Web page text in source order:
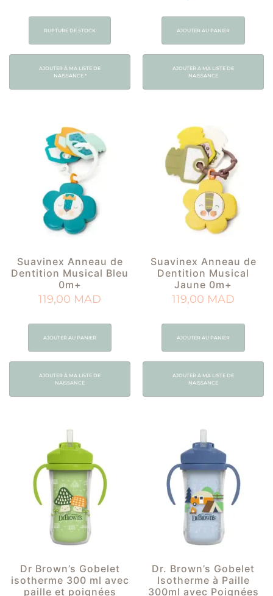
RUPTURE DE STOCK
AJOUTER À MA LISTE DE
NAISSANCE*
AJOUTER AU PANIER
AJOUTER À MA LISTE DE
NAISSANCE
Suavinex Anneau de
Dentition Musical Bleu
0m+
119,00 MAD
AJOUTER AU PANIER
AJOUTER À MA LISTE DE
NAISSANCE
Suavinex Anneau de
Dentition Musical
Jaune 0m+
119,00 MAD
AJOUTER AU PANIER
AJOUTER À MA LISTE DE
NAISSANCE
Dr Brown’s Gobelet
isotherme 300 ml avec
paille et poignées
Dr. Brown’s Gobelet
Isotherme à Paille
300ml avec Poignées